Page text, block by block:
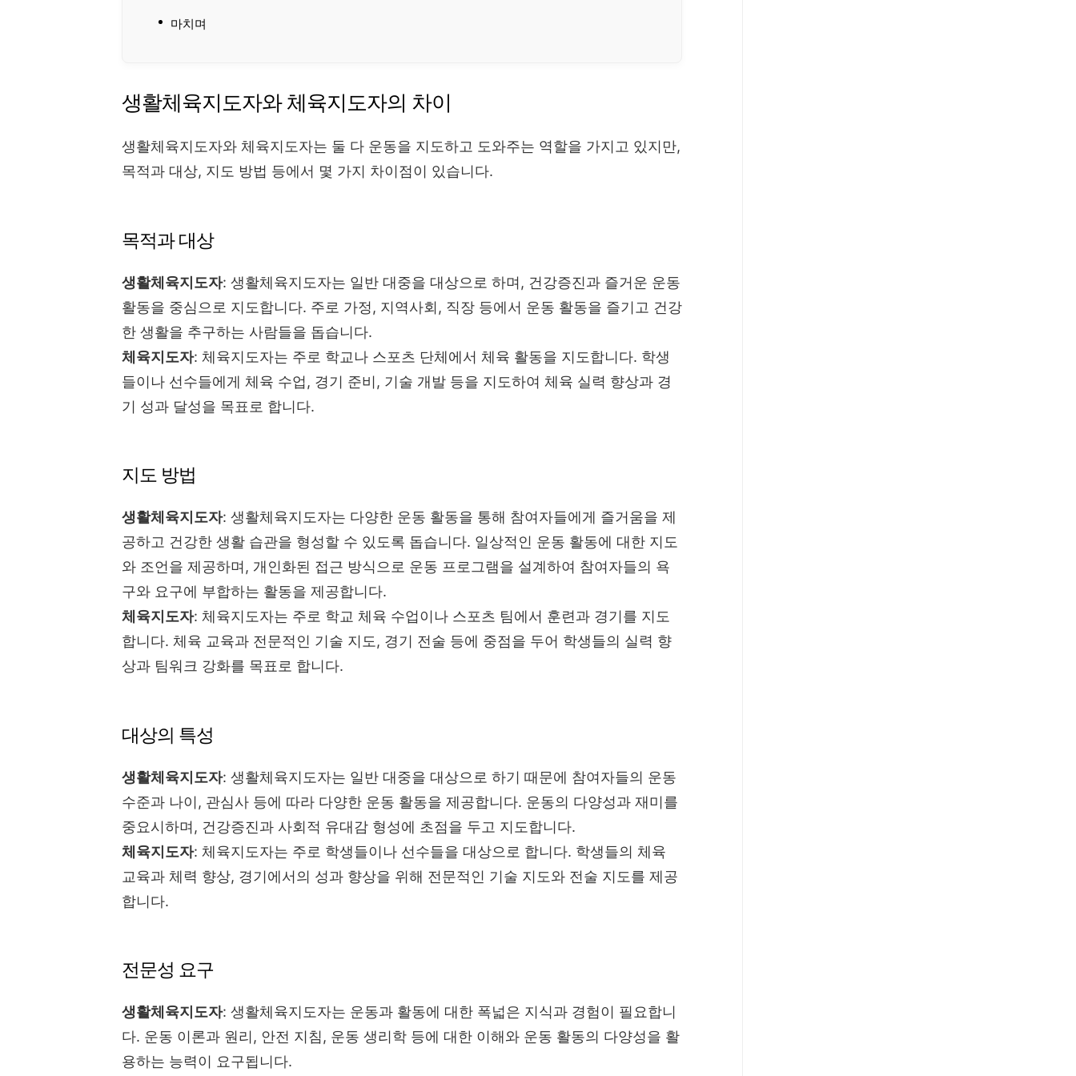
마치며
생활체육지도자와 체육지도자의 차이
생활체육지도자와 체육지도자는 둘 다 운동을 지도하고 도와주는 역할을 가지고 있지만,
목적과 대상, 지도 방법 등에서 몇 가지 차이점이 있습니다.
목적과 대상
생활체육지도자: 생활체육지도자는 일반 대중을 대상으로 하며, 건강증진과 즐거운 운동
활동을 중심으로 지도합니다. 주로 가정, 지역사회, 직장 등에서 운동 활동을 즐기고 건강
한 생활을 추구하는 사람들을 돕습니다.
체육지도자: 체육지도자는 주로 학교나 스포츠 단체에서 체육 활동을 지도합니다. 학생
들이나 선수들에게 체육 수업, 경기 준비, 기술 개발 등을 지도하여 체육 실력 향상과 경
기 성과 달성을 목표로 합니다.
지도 방법
생활체육지도자: 생활체육지도자는 다양한 운동 활동을 통해 참여자들에게 즐거움을 제
공하고 건강한 생활 습관을 형성할 수 있도록 돕습니다. 일상적인 운동 활동에 대한 지도
와 조언을 제공하며, 개인화된 접근 방식으로 운동 프로그램을 설계하여 참여자들의 욕
구와 요구에 부합하는 활동을 제공합니다.
체육지도자: 체육지도자는 주로 학교 체육 수업이나 스포츠 팀에서 훈련과 경기를 지도
합니다. 체육 교육과 전문적인 기술 지도, 경기 전술 등에 중점을 두어 학생들의 실력 향
상과 팀워크 강화를 목표로 합니다.
대상의 특성
생활체육지도자: 생활체육지도자는 일반 대중을 대상으로 하기 때문에 참여자들의 운동
수준과 나이, 관심사 등에 따라 다양한 운동 활동을 제공합니다. 운동의 다양성과 재미를
중요시하며, 건강증진과 사회적 유대감 형성에 초점을 두고 지도합니다.
체육지도자: 체육지도자는 주로 학생들이나 선수들을 대상으로 합니다. 학생들의 체육
교육과 체력 향상, 경기에서의 성과 향상을 위해 전문적인 기술 지도와 전술 지도를 제공
합니다.
전문성 요구
생활체육지도자: 생활체육지도자는 운동과 활동에 대한 폭넓은 지식과 경험이 필요합니
다. 운동 이론과 원리, 안전 지침, 운동 생리학 등에 대한 이해와 운동 활동의 다양성을 활
용하는 능력이 요구됩니다.